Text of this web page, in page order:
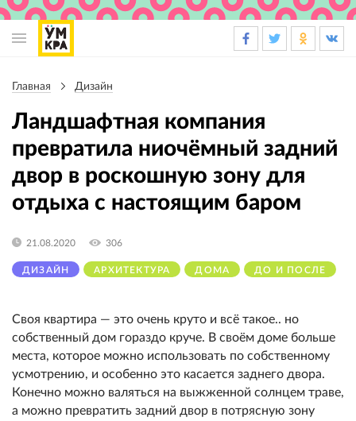
навигации
Главная Дизайн
Ландшафтная компания
превратила ниочёмный задний
двор в роскошную зону для
отдыха с настоящим баром
ДИЗАЙН АРХИТЕКТУРА ДОМА ДО И ПОСЛЕ
21.08.2020 306
Своя квартира — это очень круто и всё такое.. но
собственный дом гораздо круче. В своём доме больше
места, которое можно использовать по собственному
усмотрению, и особенно это касается заднего двора.
Конечно можно валяться на выжженной солнцем траве,
а можно превратить задний двор в потрясную зону